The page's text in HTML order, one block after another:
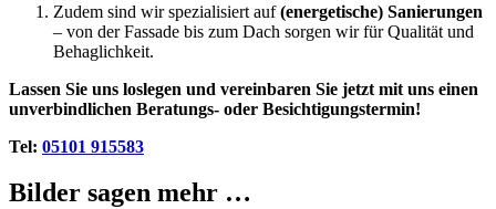
Zudem sind wir spezialisiert auf(energetische) Sanierungen
– von der Fassade bis zum Dach sorgen wir für Qualität und
Behaglichkeit.
Lassen Sie uns loslegen und vereinbaren Sie jetzt mit uns einen
unverbindlichen Beratungs- oder Besichtigungstermin!
Tel: 05101 915583
Bilder sagen mehr …